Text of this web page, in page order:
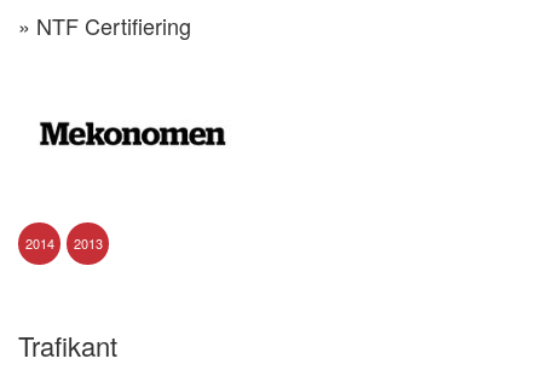
» NTF Certifiering
2014 2013
Trafikant